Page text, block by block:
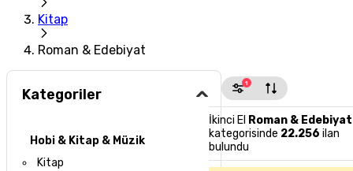
Kitap
Roman & Edebiyat
Kategoriler
Hobi & Kitap & Müzik
Kitap
1
İkinci El Roman & Edebiyat
kategorisinde 22.256 ilan
bulundu